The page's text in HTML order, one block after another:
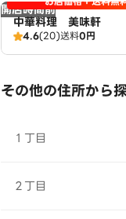
開店時間前
中華料理 美味軒
4.6(20)送料0円
その他の住所から
１丁目
２丁目